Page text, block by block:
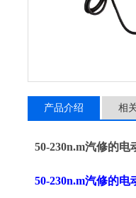
产品介绍 相
50-230n.m汽修的
50-230n.m汽修的